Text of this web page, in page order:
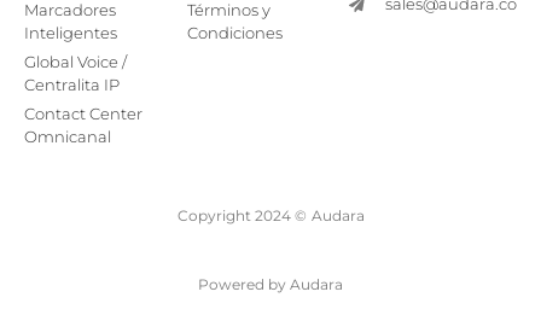
Marcadores
Inteligentes
Global Voice /
Centralita IP
Contact Center
Omnicanal
Términos y
Condiciones
Copyright 2024 © Audara
Powered by Audara